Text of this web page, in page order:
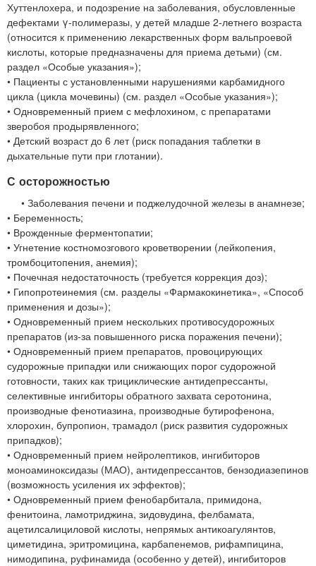
Хуттенлохера, и подозрение на заболевания, обусловленные
дефектами γ-полимеразы, у детей младше 2-летнего возраста
(относится к применению лекарственных форм вальпроевой
кислоты, которые предназначены для приема детьми) (см.
раздел «Особые указания»);
• Пациенты с установленными нарушениями карбамидного
цикла (цикла мочевины) (см. раздел «Особые указания»);
• Одновременный прием с мефлохином, с препаратами
зверобоя продырявленного;
• Детский возраст до 6 лет (риск попадания таблетки в
дыхательные пути при глотании).
С осторожностью
• Заболевания печени и поджелудочной железы в анамнезе;
• Беременность;
• Врожденные ферментопатии;
• Угнетение костномозгового кроветворении (лейкопения,
тромбоцитопения, анемия);
• Почечная недостаточность (требуется коррекция доз);
• Гипопротеинемия (см. разделы «Фармакокинетика», «Способ
применения и дозы»);
• Одновременный прием нескольких противосудорожных
препаратов (из-за повышенного риска поражения печени);
• Одновременный прием препаратов, провоцирующих
судорожные припадки или снижающих порог судорожной
готовности, таких как трициклические антидепрессанты,
селективные ингибиторы обратного захвата серотонина,
производные фенотиазина, производные бутирофенона,
хлорохин, бупропион, трамадол (риск развития судорожных
припадков);
• Одновременный прием нейролептиков, ингибиторов
моноаминоксидазы (МАО), антидепрессантов, бензодиазепинов
(возможность усиления их эффектов);
• Одновременный прием фенобарбитала, примидона,
фенитоина, ламотриджина, зидовудина, фелбамата,
ацетилсалициловой кислоты, непрямых антикоагулянтов,
циметидина, эритромицина, карбапенемов, рифампицина,
нимодипина, руфинамида (особенно у детей), ингибиторов